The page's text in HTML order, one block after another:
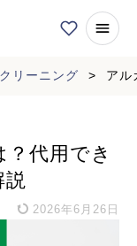
リーニング > アル
代用でき
説
2026年6月26日